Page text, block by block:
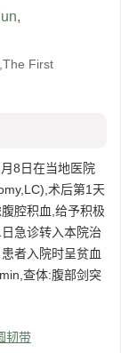
,
First
8日在当地医院
术后第1天
腔积血,给予积极
急诊转入本院治
者入院时呈贫血
查体:腹部剑突
韧带